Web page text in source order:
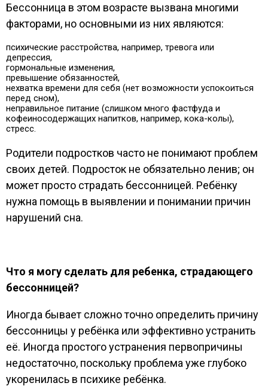
Бессонница в этом возрасте вызвана многими
факторами, но основными из них являются:
психические расстройства, например, тревога или
депрессия,
гормональные изменения,
превышение обязанностей,
нехватка времени для себя (нет возможности успокоиться
перед сном),
неправильное питание (слишком много фастфуда и
кофеиносодержащих напитков, например, кока-колы),
стресс.
Родители подростков часто не понимают проблем
своих детей. Подросток не обязательно ленив; он
может просто страдать бессонницей. Ребёнку
нужна помощь в выявлении и понимании причин
нарушений сна.
Что я могу сделать для ребенка, страдающего
бессонницей?
Иногда бывает сложно точно определить причину
бессонницы у ребёнка или эффективно устранить
её. Иногда простого устранения первопричины
недостаточно, поскольку проблема уже глубоко
укоренилась в психике ребёнка.